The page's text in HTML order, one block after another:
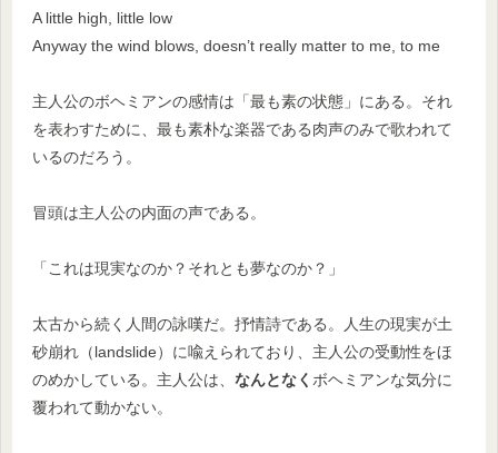
A little high, little low
Anyway the wind blows, doesn’t really matter to me, to me
主人公のボヘミアンの感情は「最も素の状態」にある。それ
を表わすために、最も素朴な楽器である肉声のみで歌われて
いるのだろう。
冒頭は主人公の内面の声である。
「これは現実なのか？それとも夢なのか？」
太古から続く人間の詠嘆だ。抒情詩である。人生の現実が土
砂崩れ（landslide）に喩えられており、主人公の受動性をほ
のめかしている。主人公は、 なんとなく ボヘミアンな気分に
覆われて動かない。